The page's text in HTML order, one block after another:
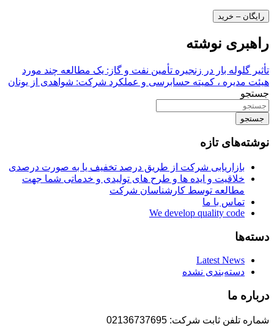
رایگان – خرید
راهبری نوشته
تأثیر گلوله بار در زنجیره تأمین نفت و گاز: یک مطالعه چند مورد
هیئت مدیره ، کمیته حسابرسی و عملکرد شرکت: شواهدی از یونان
جستجو
جستجو
نوشته‌های تازه
بازاریابی شرکت از طریق درصد تخفیف یا به صورت درصدی
خلاقیت و ایده ها و طرح های تولیدی و خدماتی شما جهت
مطالعه توسط کارشناسان شرکت
تماس با ما
We develop quality code
دسته‌ها
Latest News
دسته‌بندی نشده
درباره ما
شماره تلفن ثابت شرکت: 02136737695